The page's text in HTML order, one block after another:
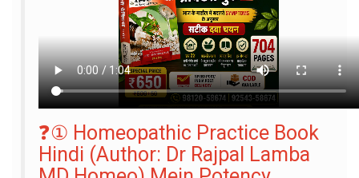
❓① Homeopathic Practice Book
Hindi (Author: Dr Rajpal Lamba